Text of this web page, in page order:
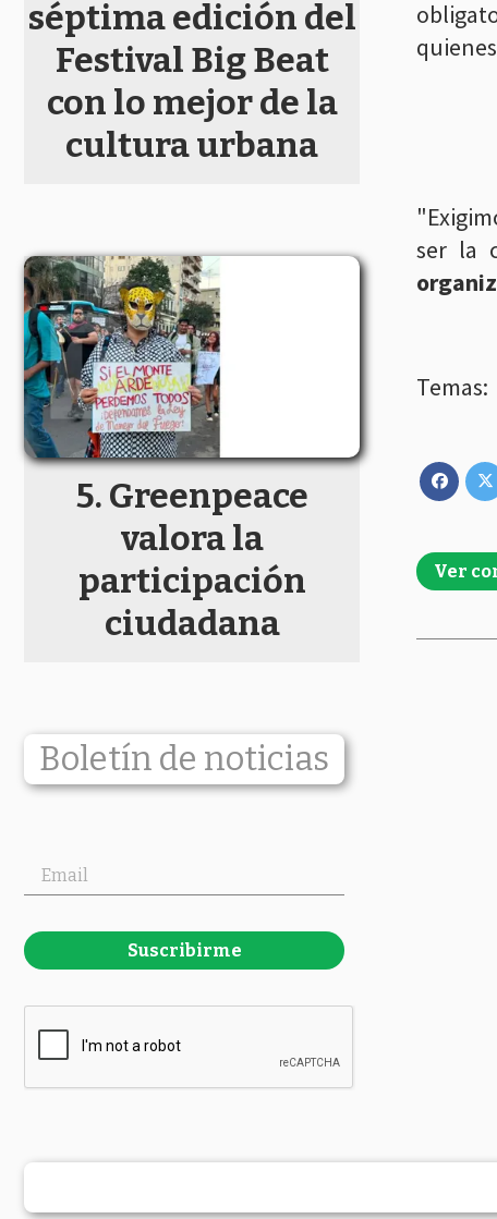
ser la
Ver
séptima edición del
Festival Big Beat
con lo mejor de la
cultura urbana
Greenpeace
valora la
participación
ciudadana
Boletín de noticias
Suscribirme